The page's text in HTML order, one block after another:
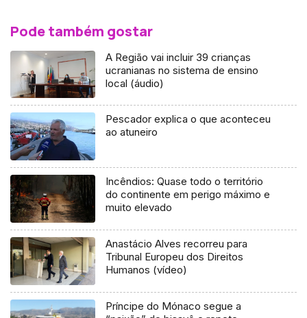
Pode também gostar
A Região vai incluir 39 crianças
ucranianas no sistema de ensino
local (áudio)
Pescador explica o que aconteceu
ao atuneiro
Incêndios: Quase todo o território
do continente em perigo máximo e
muito elevado
Anastácio Alves recorreu para
Tribunal Europeu dos Direitos
Humanos (vídeo)
Príncipe do Mónaco segue a